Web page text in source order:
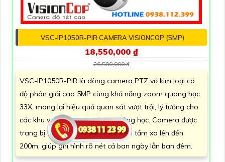
VSC-IP1050R-PIR CAMERA VISIONCOP (5MP)
18,550,000 ₫
26,500,000 ₫
VSC-IP1050R-PIR là dòng camera PTZ vỏ kim loại có
độ phân giải cao 5MP cùng khả năng zoom quang học
33X, mang lại hiệu quả quan sát vượt trội, lý tưởng cho
các khu vực như ngân hàng, trường học. Camera được
trang bị công nghệ hồng ngoại với tầm xa lên đến
200m, giúp ghi hình rõ nét cả ban ngày lẫn ban đêm.